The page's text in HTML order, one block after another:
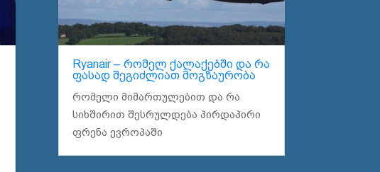
Ryanair – რომელ ქალაქებში და რა
ფასად შეგიძლიათ მოგზაურობა
რომელი მიმართულებით და რა
სიხშირით შესრულდება პირდაპირი
ფრენა ევროპაში